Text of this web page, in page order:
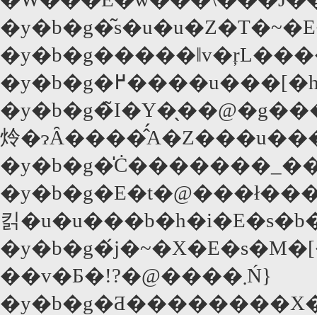
�y�b�g�߂����u���[�h�E�F�C�I�v�u�}
炩
킭
��v�Ƃ�!?�@����܂Ń}